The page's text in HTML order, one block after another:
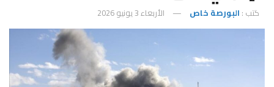
كتب : البورصة خاص الأربعاء 3 يونيو 2026